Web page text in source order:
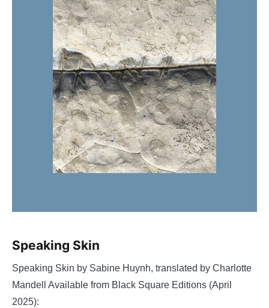
Speaking Skin
Speaking Skin by Sabine Huynh, translated by Charlotte
Mandell Available from Black Square Editions (April
2025):